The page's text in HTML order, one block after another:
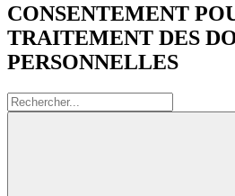
CONSENTEMENT
TRAITEMENT DES
PERSONNELLES